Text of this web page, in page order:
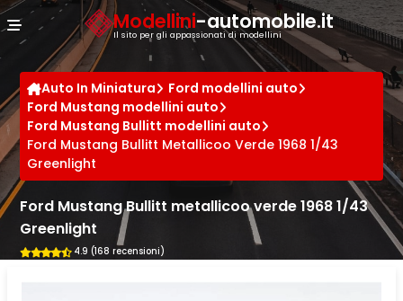
Modellini-automobile.it
Il sito per gli appassionati di modellini
Auto In Miniatura
Ford modellini auto
Ford Mustang modellini auto
Ford Mustang Bullitt modellini auto
Ford Mustang Bullitt Metallicoo Verde 1968 1/43
Greenlight
Ford Mustang Bullitt metallicoo verde 1968 1/43
Greenlight
4.9 (168 recensioni)
Cookies management panel